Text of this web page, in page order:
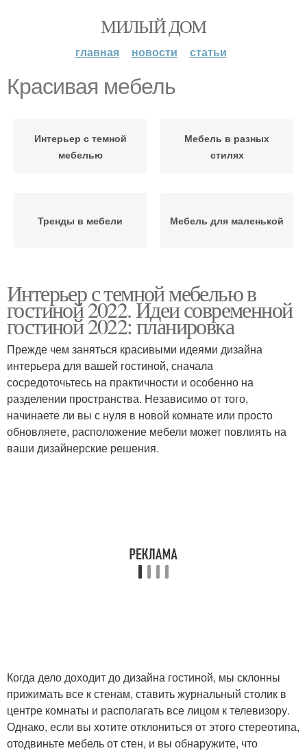
МИЛЫЙ ДОМ
главная новости статьи
Красивая мебель
Интерьер с темной
мебелью
Мебель в разных
стилях
Тренды в мебели Мебель для маленькой
Интерьер с темной мебелью в
гостиной 2022. Идеи современной
гостиной 2022: планировка
Прежде чем заняться красивыми идеями дизайна
интерьера для вашей гостиной, сначала
сосредоточьтесь на практичности и особенно на
разделении пространства. Независимо от того,
начинаете ли вы с нуля в новой комнате или просто
обновляете, расположение мебели может повлиять на
ваши дизайнерские решения.
Когда дело доходит до дизайна гостиной, мы склонны
прижимать все к стенам, ставить журнальный столик в
центре комнаты и располагать все лицом к телевизору.
Однако, если вы хотите отклониться от этого стереотипа,
отодвиньте мебель от стен, и вы обнаружите, что